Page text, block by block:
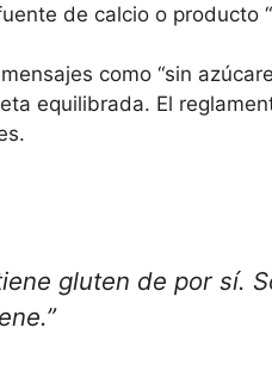
de calcio o producto
como “sin
equilibrada. El
gluten de por sí.